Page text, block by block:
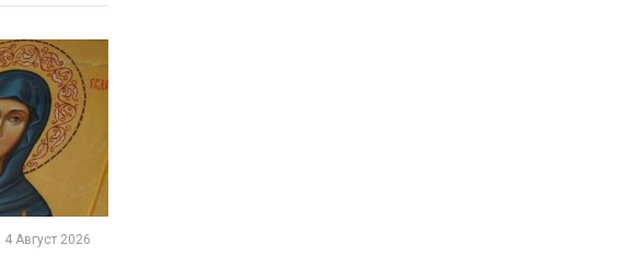
4 Август 2026